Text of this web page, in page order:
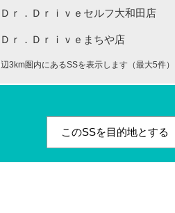
Ｄｒ．Ｄｒｉｖｅセルフ大和田店
Ｄｒ．Ｄｒｉｖｅまちや店
3km圏内にあるSSを表示します（最大5件）
このSSを目的地とする